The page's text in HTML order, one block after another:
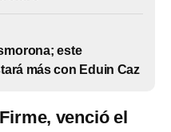
este
más con Eduin Caz
venció el